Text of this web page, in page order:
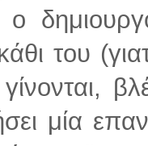
ο
του
μία